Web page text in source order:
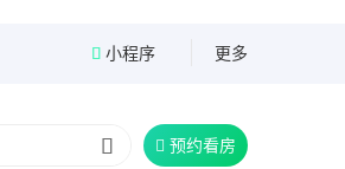
 小程序 更多
  预约看房